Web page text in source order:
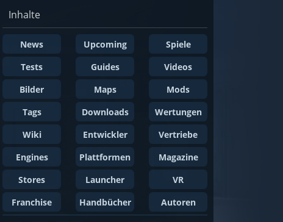
Inhalte
News Upcoming
Spiele
Tests
Guides
Videos
Bilder
Maps
Mods
Tags
Downloads
Wertungen
Wiki
Entwickler
Vertriebe
Engines
Plattformen
Magazine
Stores
Launcher
VR
Franchise
Handbücher Autoren